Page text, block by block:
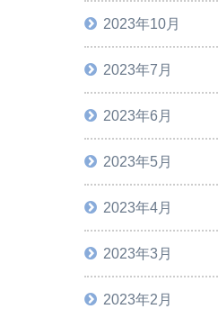
2023年10月
2023年7月
2023年6月
2023年5月
2023年4月
2023年3月
2023年2月